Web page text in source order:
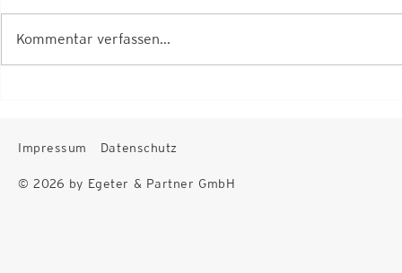
Kommentar verfassen...
Impressum Datenschutz
© 2026 by Egeter & Partner GmbH